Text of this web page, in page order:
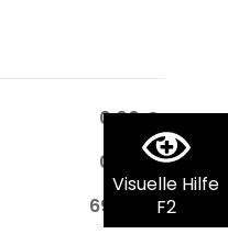
Visuelle Hilfe
F2
0,00 €
0,00 €
69,00 €